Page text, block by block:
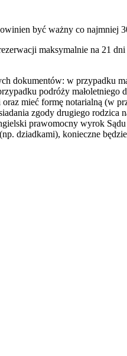
być ważny co najmniej
maksymalnie na 21
dokumentów: w przypadku
podróży
mieć formę notarialną (w
zgody drugiego rodzica
prawomocny wyrok
dziadkami), konieczne